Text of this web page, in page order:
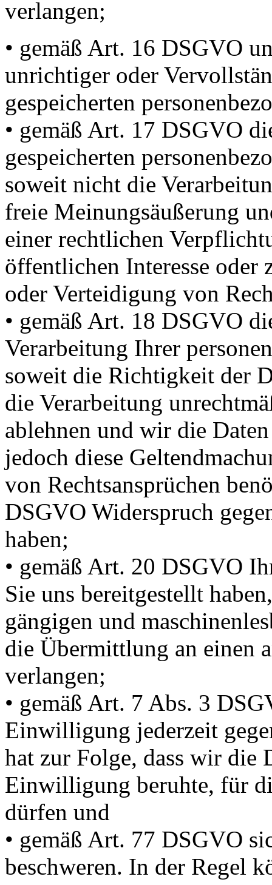
verlangen;
• gemäß Art. 16 DSGVO
unrichtiger oder
gespeicherten
• gemäß Art. 17 DSGVO
gespeicherten
soweit nicht die
freie Meinungsäußerung
einer rechtlichen
öffentlichen Interesse oder
oder Verteidigung von
• gemäß Art. 18 DSGVO
Verarbeitung Ihrer
soweit die Richtigkeit der
die Verarbeitung
ablehnen und wir die
jedoch diese
von Rechtsansprüchen
DSGVO Widerspruch
haben;
• gemäß Art. 20 DSGVO
Sie uns bereitgestellt
gängigen und
die Übermittlung an einen
verlangen;
• gemäß Art. 7 Abs. 3
Einwilligung jederzeit
hat zur Folge, dass wir die
Einwilligung beruhte, für
dürfen und
• gemäß Art. 77 DSGVO
beschweren. In der Regel